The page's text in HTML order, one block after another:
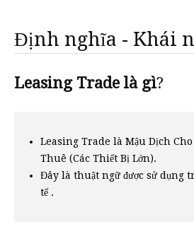
Định nghĩa - Khái
Leasing Trade là gì?
Leasing Trade là Mậu Dịch
Thuê (Các Thiết Bị Lớn).
Đây là thuật ngữ được sử dụng
tế .